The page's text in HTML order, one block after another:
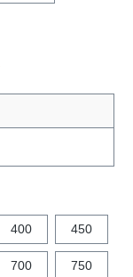
400 450
700 750